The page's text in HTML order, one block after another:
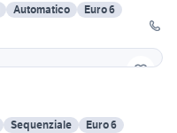
Automatico
Euro 6
Sequenziale
Euro 6